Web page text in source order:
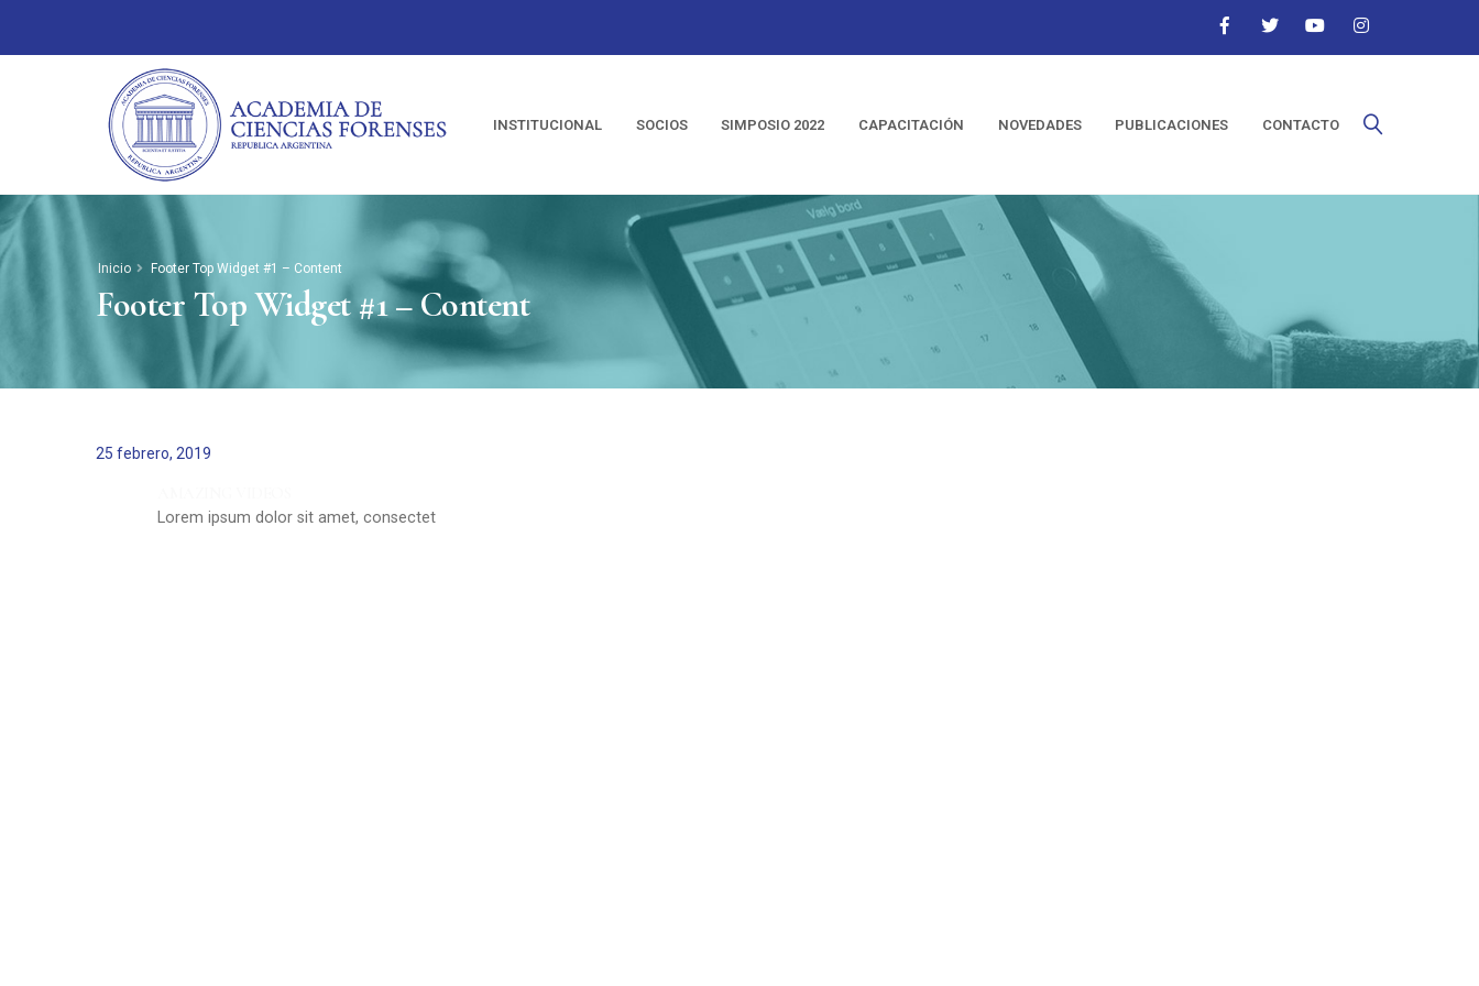
INSTITUCIONAL SOCIOS SIMPOSIO 2022 CAPACITACIÓN NOVEDADES PUBLICACIONES CONTACTO
Inicio Footer Top Widget #1 – Content
Footer Top Widget #1 – Content
25 febrero, 2019
Lorem ipsum dolor sit amet, consectet